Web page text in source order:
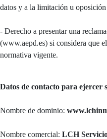
datos y a la limitación u oposición
- Derecho a presentar una
(www.aepd.es) si considera que
normativa vigente.
Datos de contacto para ejercer
Nombre de dominio:
Nombre comercial: LCH